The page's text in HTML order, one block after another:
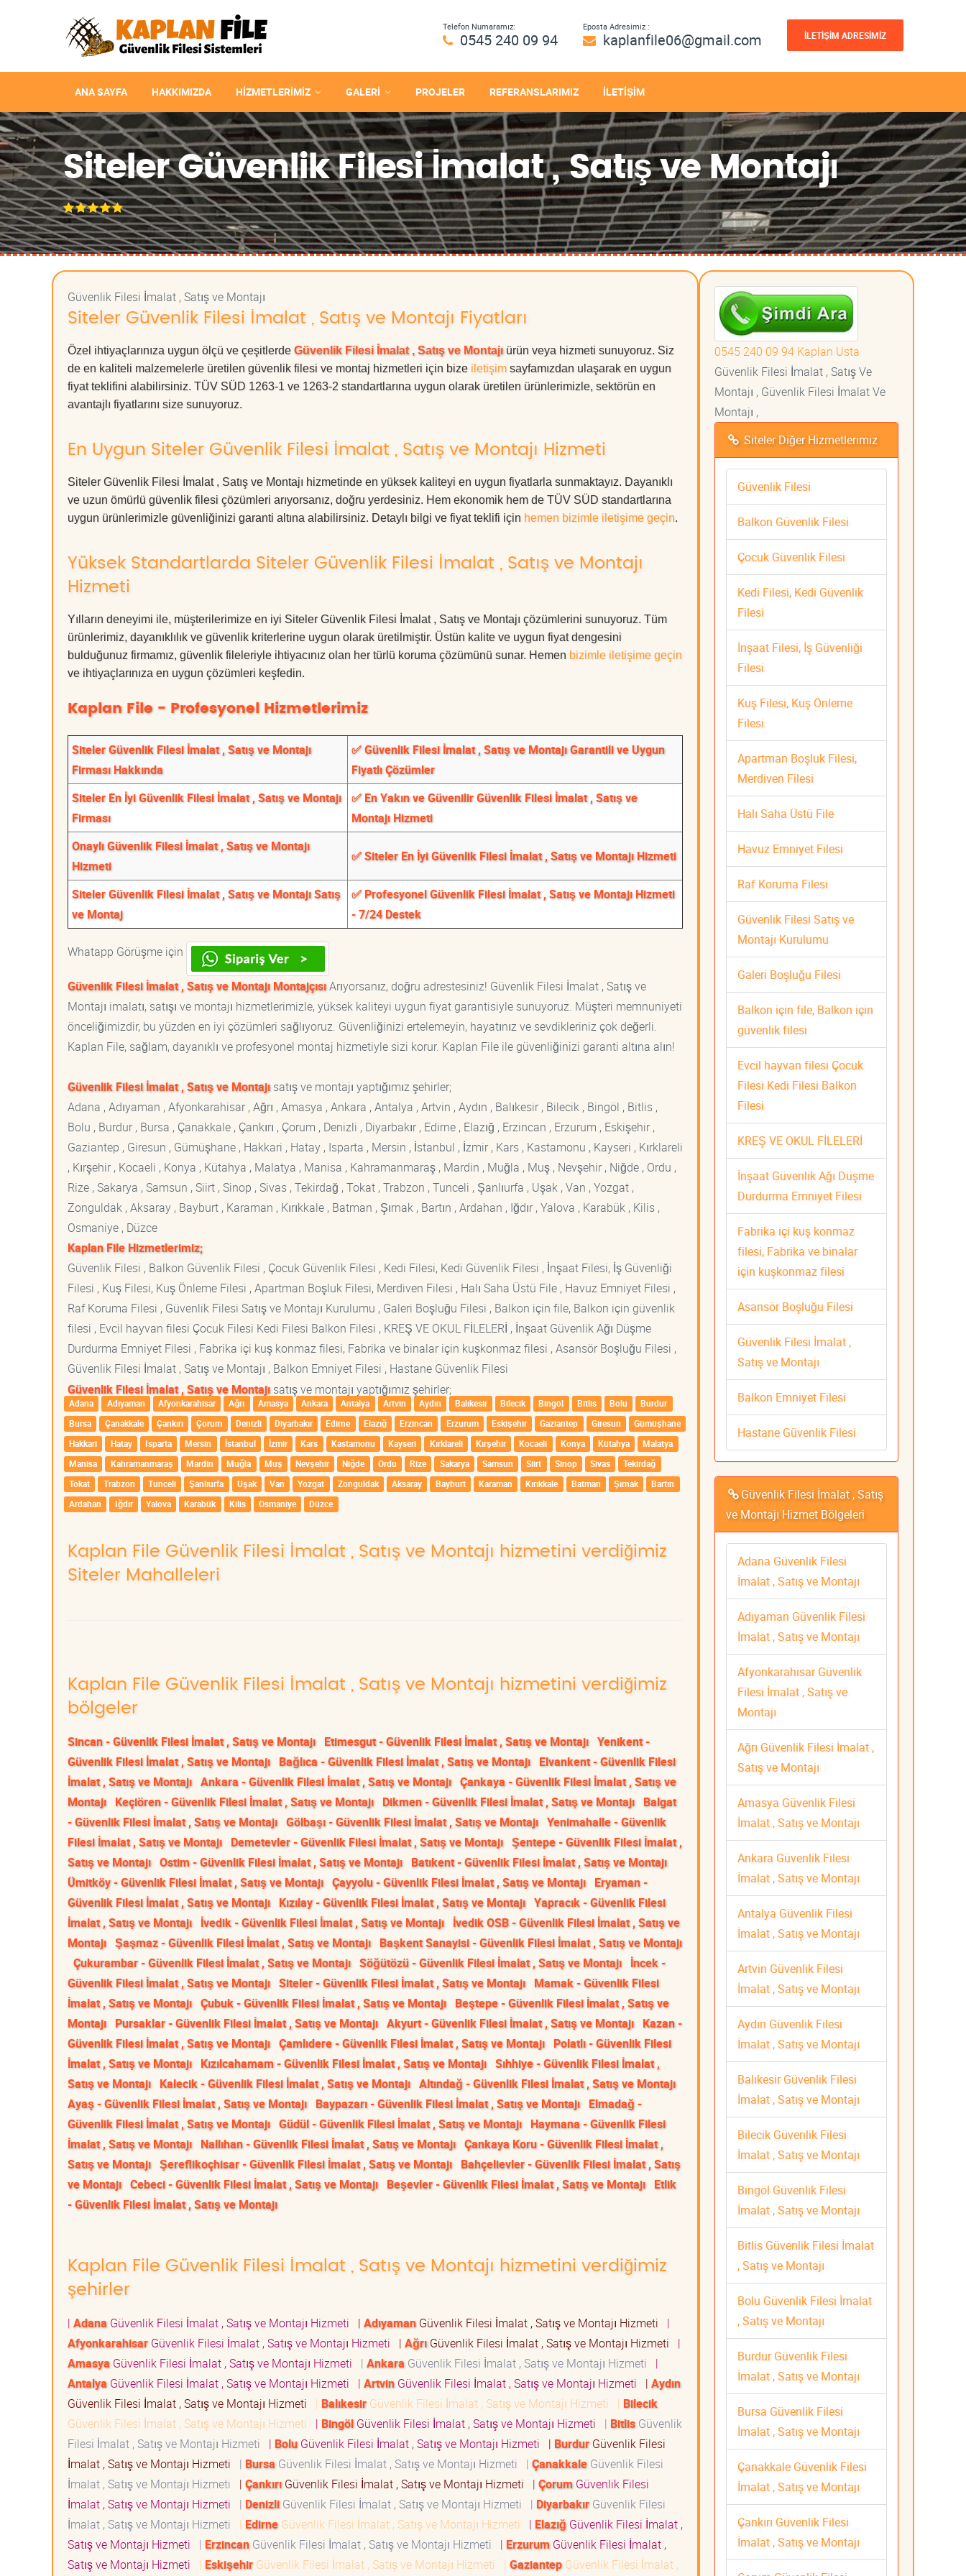
Telefon Numaramız:
0545 240 09 94
Eposta Adresimiz :
kaplanfile06@gmail.com İLETİŞİM ADRESİMİZ
ANA SAYFA HAKKIMIZDA HIZMETLERIMIZ GALERİ PROJELER REFERANSLARIMIZ İLETİŞİM
Siteler Güvenlik Filesi İmalat , Satış ve Montajı
Güvenlik Filesi İmalat , Satış ve Montajı
Siteler Güvenlik Filesi İmalat , Satış ve Montajı Fiyatları
Özel ihtiyaçlarınıza uygun ölçü ve çeşitlerde Güvenlik Filesi İmalat , Satış ve Montajıürün veya hizmeti sunuyoruz. Siz
de en kaliteli malzemelerle üretilen güvenlik filesi ve montaj hizmetleri için bize iletişim sayfamızdan ulaşarak en uygun
fiyat teklifini alabilirsiniz. TÜV SÜD 1263-1 ve 1263-2 standartlarına uygun olarak üretilen ürünlerimizle, sektörün en
avantajlı fiyatlarını size sunuyoruz.
En Uygun Siteler Güvenlik Filesi İmalat , Satış ve Montajı Hizmeti
Siteler Güvenlik Filesi İmalat , Satış ve Montajı hizmetinde en yüksek kaliteyi en uygun fiyatlarla sunmaktayız. Dayanıklı
ve uzun ömürlü güvenlik filesi çözümleri arıyorsanız, doğru yerdesiniz. Hem ekonomik hem de TÜV SÜD standartlarına
uygun ürünlerimizle güvenliğinizi garanti altına alabilirsiniz. Detaylı bilgi ve fiyat teklifi için hemen bizimle iletişime geçin.
Yüksek Standartlarda Siteler Güvenlik Filesi İmalat , Satış ve Montajı
Hizmeti
Yılların deneyimi ile, müşterilerimize en iyi Siteler Güvenlik Filesi İmalat , Satış ve Montajı çözümlerini sunuyoruz. Tüm
ürünlerimiz, dayanıklılık ve güvenlik kriterlerine uygun olarak üretilmiştir. Üstün kalite ve uygun fiyat dengesini
bulduğunuz firmamız, güvenlik fileleriyle ihtiyacınız olan her türlü koruma çözümünü sunar. Hemen bizimle iletişime geçin
ve ihtiyaçlarınıza en uygun çözümleri keşfedin.
Kaplan File - Profesyonel Hizmetlerimiz
Siteler Güvenlik Filesi İmalat , Satış ve Montajı
Firması Hakkında
✅ Güvenlik Filesi İmalat , Satış ve Montajı Garantili ve Uygun
Fiyatlı Çözümler
Siteler En İyi Güvenlik Filesi İmalat , Satış ve Montajı
Firması
✅ En Yakın ve Güvenilir Güvenlik Filesi İmalat , Satış ve
Montajı Hizmeti
Onaylı Güvenlik Filesi İmalat , Satış ve Montajı
Hizmeti
✅ Siteler En İyi Güvenlik Filesi İmalat , Satış ve Montajı Hizmeti
Siteler Güvenlik Filesi İmalat , Satış ve Montajı Satış
ve Montaj
✅ Profesyonel Güvenlik Filesi İmalat , Satış ve Montajı Hizmeti
- 7/24 Destek
Whatapp Görüşme için
Güvenlik Filesi İmalat , Satış ve Montajı MontajçısıArıyorsanız, doğru adrestesiniz! Güvenlik Filesi İmalat , Satış ve
Montajı imalatı, satışı ve montajı hizmetlerimizle, yüksek kaliteyi uygun fiyat garantisiyle sunuyoruz. Müşteri memnuniyeti
önceliğimizdir, bu yüzden en iyi çözümleri sağlıyoruz. Güvenliğinizi ertelemeyin, hayatınız ve sevdikleriniz çok değerli.
Kaplan File, sağlam, dayanıklı ve profesyonel montaj hizmetiyle sizi korur. Kaplan File ile güvenliğinizi garanti altına alın!
Güvenlik Filesi İmalat , Satış ve Montajısatış ve montajı yaptığımız şehirler;
Adana , Adıyaman , Afyonkarahisar , Ağrı , Amasya , Ankara , Antalya , Artvin , Aydın , Balıkesir , Bilecik , Bingöl , Bitlis ,
Bolu , Burdur , Bursa , Çanakkale , Çankırı , Çorum , Denizli , Diyarbakır , Edirne , Elazığ , Erzincan , Erzurum , Eskişehir ,
Gaziantep , Giresun , Gümüşhane , Hakkari , Hatay , Isparta , Mersin , İstanbul , İzmir , Kars , Kastamonu , Kayseri , Kırklareli
, Kırşehir , Kocaeli , Konya , Kütahya , Malatya , Manisa , Kahramanmaraş , Mardin , Muğla , Muş , Nevşehir , Niğde , Ordu ,
Rize , Sakarya , Samsun , Siirt , Sinop , Sivas , Tekirdağ , Tokat , Trabzon , Tunceli , Şanlıurfa , Uşak , Van , Yozgat ,
Zonguldak , Aksaray , Bayburt , Karaman , Kırıkkale , Batman , Şırnak , Bartın , Ardahan , Iğdır , Yalova , Karabük , Kilis ,
Osmaniye , Düzce
Kaplan File Hizmetlerimiz;
Güvenlik Filesi , Balkon Güvenlik Filesi , Çocuk Güvenlik Filesi , Kedi Filesi, Kedi Güvenlik Filesi , İnşaat Filesi, İş Güvenliği
Filesi , Kuş Filesi, Kuş Önleme Filesi , Apartman Boşluk Filesi, Merdiven Filesi , Halı Saha Üstü File , Havuz Emniyet Filesi ,
Raf Koruma Filesi , Güvenlik Filesi Satış ve Montajı Kurulumu , Galeri Boşluğu Filesi , Balkon için file, Balkon için güvenlik
filesi , Evcil hayvan filesi Çocuk Filesi Kedi Filesi Balkon Filesi , KREŞ VE OKUL FİLELERİ , İnşaat Güvenlik Ağı Düşme
Durdurma Emniyet Filesi , Fabrika içi kuş konmaz filesi, Fabrika ve binalar için kuşkonmaz filesi , Asansör Boşluğu Filesi ,
Güvenlik Filesi İmalat , Satış ve Montajı , Balkon Emniyet Filesi , Hastane Güvenlik Filesi
Güvenlik Filesi İmalat , Satış ve Montajısatış ve montajı yaptığımız şehirler;
Adana Adıyaman Afyonkarahisar Ağrı Amasya Ankara Antalya Artvin Aydın Balıkesir Bilecik Bingöl Bitlis Bolu
Burdur
Bursa
Çanakkale Çankırı Çorum Denizli Diyarbakır Edirne Elazığ Erzincan Erzurum Eskişehir Gaziantep Giresun
Gümüşhane
Hakkari
Hatay Isparta Mersin İstanbul İzmir Kars Kastamonu Kayseri Kırklareli Kırşehir Kocaeli Konya Kütahya
Malatya
Manisa
Kahramanmaraş Mardin Muğla Muş Nevşehir Niğde Ordu Rize Sakarya Samsun Siirt Sinop Sivas
Tekirdağ
Tokat
Trabzon Tunceli Şanlıurfa Uşak Van Yozgat Zonguldak Aksaray Bayburt Karaman Kırıkkale Batman Şırnak
Bartın
Ardahan
Iğdır Yalova Karabük Kilis Osmaniye Düzce
Kaplan File Güvenlik Filesi İmalat , Satış ve Montajı hizmetini verdiğimiz
Siteler Mahalleleri
Kaplan File Güvenlik Filesi İmalat , Satış ve Montajı hizmetini verdiğimiz
bölgeler
Sincan - Güvenlik Filesi İmalat , Satış ve Montajı Etimesgut - Güvenlik Filesi İmalat , Satış ve Montajı Yenikent -
Güvenlik Filesi İmalat , Satış ve Montajı Bağlıca - Güvenlik Filesi İmalat , Satış ve Montajı Elvankent - Güvenlik Filesi
İmalat , Satış ve Montajı Ankara - Güvenlik Filesi İmalat , Satış ve Montajı Çankaya - Güvenlik Filesi İmalat , Satış ve
Montajı Keçiören - Güvenlik Filesi İmalat , Satış ve Montajı Dikmen - Güvenlik Filesi İmalat , Satış ve Montajı Balgat
- Güvenlik Filesi İmalat , Satış ve Montajı Gölbaşı - Güvenlik Filesi İmalat , Satış ve Montajı Yenimahalle - Güvenlik
Filesi İmalat , Satış ve Montajı Demetevler - Güvenlik Filesi İmalat , Satış ve Montajı Şentepe - Güvenlik Filesi İmalat ,
Satış ve Montajı Ostim - Güvenlik Filesi İmalat , Satış ve Montajı Batıkent - Güvenlik Filesi İmalat , Satış ve Montajı
Ümitköy - Güvenlik Filesi İmalat , Satış ve Montajı Çayyolu - Güvenlik Filesi İmalat , Satış ve Montajı Eryaman -
Güvenlik Filesi İmalat , Satış ve Montajı Kızılay - Güvenlik Filesi İmalat , Satış ve Montajı Yapracık - Güvenlik Filesi
İmalat , Satış ve Montajı İvedik - Güvenlik Filesi İmalat , Satış ve Montajı İvedik OSB - Güvenlik Filesi İmalat , Satış ve
Montajı Şaşmaz - Güvenlik Filesi İmalat , Satış ve Montajı Başkent Sanayisi - Güvenlik Filesi İmalat , Satış ve Montajı
Çukurambar - Güvenlik Filesi İmalat , Satış ve Montajı Söğütözü - Güvenlik Filesi İmalat , Satış ve Montajı İncek -
Güvenlik Filesi İmalat , Satış ve Montajı Siteler - Güvenlik Filesi İmalat , Satış ve Montajı Mamak - Güvenlik Filesi
İmalat , Satış ve Montajı Çubuk - Güvenlik Filesi İmalat , Satış ve Montajı Beştepe - Güvenlik Filesi İmalat , Satış ve
Montajı Pursaklar - Güvenlik Filesi İmalat , Satış ve Montajı Akyurt - Güvenlik Filesi İmalat , Satış ve Montajı Kazan -
Güvenlik Filesi İmalat , Satış ve Montajı Çamlıdere - Güvenlik Filesi İmalat , Satış ve Montajı Polatlı - Güvenlik Filesi
İmalat , Satış ve Montajı Kızılcahamam - Güvenlik Filesi İmalat , Satış ve Montajı Sıhhiye - Güvenlik Filesi İmalat ,
Satış ve Montajı Kalecik - Güvenlik Filesi İmalat , Satış ve Montajı Altındağ - Güvenlik Filesi İmalat , Satış ve Montajı
Ayaş - Güvenlik Filesi İmalat , Satış ve Montajı Baypazarı - Güvenlik Filesi İmalat , Satış ve Montajı Elmadağ -
Güvenlik Filesi İmalat , Satış ve Montajı Güdül - Güvenlik Filesi İmalat , Satış ve Montajı Haymana - Güvenlik Filesi
İmalat , Satış ve Montajı Nallıhan - Güvenlik Filesi İmalat , Satış ve Montajı Çankaya Koru - Güvenlik Filesi İmalat ,
Satış ve Montajı Şereflikoçhisar - Güvenlik Filesi İmalat , Satış ve Montajı Bahçelievler - Güvenlik Filesi İmalat , Satış
ve Montajı Cebeci - Güvenlik Filesi İmalat , Satış ve Montajı Beşevler - Güvenlik Filesi İmalat , Satış ve Montajı Etlik
- Güvenlik Filesi İmalat , Satış ve Montajı
Kaplan File Güvenlik Filesi İmalat , Satış ve Montajı hizmetini verdiğimiz
şehirler
| Adana Güvenlik Filesi İmalat , Satış ve Montajı Hizmeti | AdıyamanGüvenlik Filesi İmalat , Satış ve Montajı Hizmeti
|
Afyonkarahisar Güvenlik Filesi İmalat , Satış ve Montajı Hizmeti | AğrıGüvenlik Filesi İmalat , Satış ve Montajı Hizmeti
|
Amasya Güvenlik Filesi İmalat , Satış ve Montajı Hizmeti | Ankara Güvenlik Filesi İmalat , Satış ve Montajı Hizmeti
|
Antalya Güvenlik Filesi İmalat , Satış ve Montajı Hizmeti | ArtvinGüvenlik Filesi İmalat , Satış ve Montajı Hizmeti | Aydın
Güvenlik Filesi İmalat , Satış ve Montajı Hizmeti
| Balıkesir Güvenlik Filesi İmalat , Satış ve Montajı Hizmeti | Bilecik
Güvenlik Filesi İmalat , Satış ve Montajı Hizmeti
| BingölGüvenlik Filesi İmalat , Satış ve Montajı Hizmeti | BitlisGüvenlik
Filesi İmalat , Satış ve Montajı Hizmeti
| BoluGüvenlik Filesi İmalat , Satış ve Montajı Hizmeti | Burdur Güvenlik Filesi
İmalat , Satış ve Montajı Hizmeti
| Bursa Güvenlik Filesi İmalat , Satış ve Montajı Hizmeti | ÇanakkaleGüvenlik Filesi
İmalat , Satış ve Montajı Hizmeti
| ÇankırıGüvenlik Filesi İmalat , Satış ve Montajı Hizmeti | ÇorumGüvenlik Filesi
İmalat , Satış ve Montajı Hizmeti
| DenizliGüvenlik Filesi İmalat , Satış ve Montajı Hizmeti | Diyarbakır Güvenlik Filesi
İmalat , Satış ve Montajı Hizmeti
| EdirneGüvenlik Filesi İmalat , Satış ve Montajı Hizmeti | Elazığ Güvenlik Filesi İmalat ,
Satış ve Montajı Hizmeti
| ErzincanGüvenlik Filesi İmalat , Satış ve Montajı Hizmeti | ErzurumGüvenlik Filesi İmalat ,
Satış ve Montajı Hizmeti
| Eskişehir Güvenlik Filesi İmalat , Satış ve Montajı Hizmeti | GaziantepGüvenlik Filesi İmalat ,
0545 240 09 94 Kaplan Usta
Güvenlik Filesi İmalat , Satış Ve
Montajı , Güvenlik Filesi İmalat Ve
Montajı ,
Siteler Diğer Hizmetlerimiz
Güvenlik Filesi
Balkon Güvenlik Filesi
Çocuk Güvenlik Filesi
Kedi Filesi, Kedi Güvenlik
Filesi
İnşaat Filesi, İş Güvenliği
Filesi
Kuş Filesi, Kuş Önleme
Filesi
Apartman Boşluk Filesi,
Merdiven Filesi
Halı Saha Üstü File
Havuz Emniyet Filesi
Raf Koruma Filesi
Güvenlik Filesi Satış ve
Montajı Kurulumu
Galeri Boşluğu Filesi
Balkon için file, Balkon için
güvenlik filesi
Evcil hayvan filesi Çocuk
Filesi Kedi Filesi Balkon
Filesi
KREŞ VE OKUL FİLELERİ
İnşaat Güvenlik Ağı Düşme
Durdurma Emniyet Filesi
Fabrika içi kuş konmaz
filesi, Fabrika ve binalar
için kuşkonmaz filesi
Asansör Boşluğu Filesi
Güvenlik Filesi İmalat ,
Satış ve Montajı
Balkon Emniyet Filesi
Hastane Güvenlik Filesi
Güvenlik Filesi İmalat , Satış
ve Montajı Hizmet Bölgeleri
Adana Güvenlik Filesi
İmalat , Satış ve Montajı
Adıyaman Güvenlik Filesi
İmalat , Satış ve Montajı
Afyonkarahisar Güvenlik
Filesi İmalat , Satış ve
Montajı
Ağrı Güvenlik Filesi İmalat ,
Satış ve Montajı
Amasya Güvenlik Filesi
İmalat , Satış ve Montajı
Ankara Güvenlik Filesi
İmalat , Satış ve Montajı
Antalya Güvenlik Filesi
İmalat , Satış ve Montajı
Artvin Güvenlik Filesi
İmalat , Satış ve Montajı
Aydın Güvenlik Filesi
İmalat , Satış ve Montajı
Balıkesir Güvenlik Filesi
İmalat , Satış ve Montajı
Bilecik Güvenlik Filesi
İmalat , Satış ve Montajı
Bingöl Güvenlik Filesi
İmalat , Satış ve Montajı
Bitlis Güvenlik Filesi İmalat
, Satış ve Montajı
Bolu Güvenlik Filesi İmalat
, Satış ve Montajı
Burdur Güvenlik Filesi
İmalat , Satış ve Montajı
Bursa Güvenlik Filesi
İmalat , Satış ve Montajı
Çanakkale Güvenlik Filesi
İmalat , Satış ve Montajı
Çankırı Güvenlik Filesi
İmalat , Satış ve Montajı